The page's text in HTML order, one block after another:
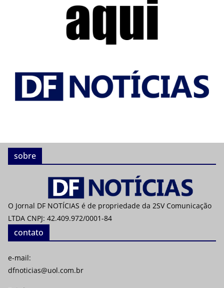
sobre
O Jornal DF NOTÍCIAS é de propriedade da 2SV Comunicação
LTDA CNPJ: 42.409.972/0001-84
contato
e-mail:
dfnoticias@uol.com.br